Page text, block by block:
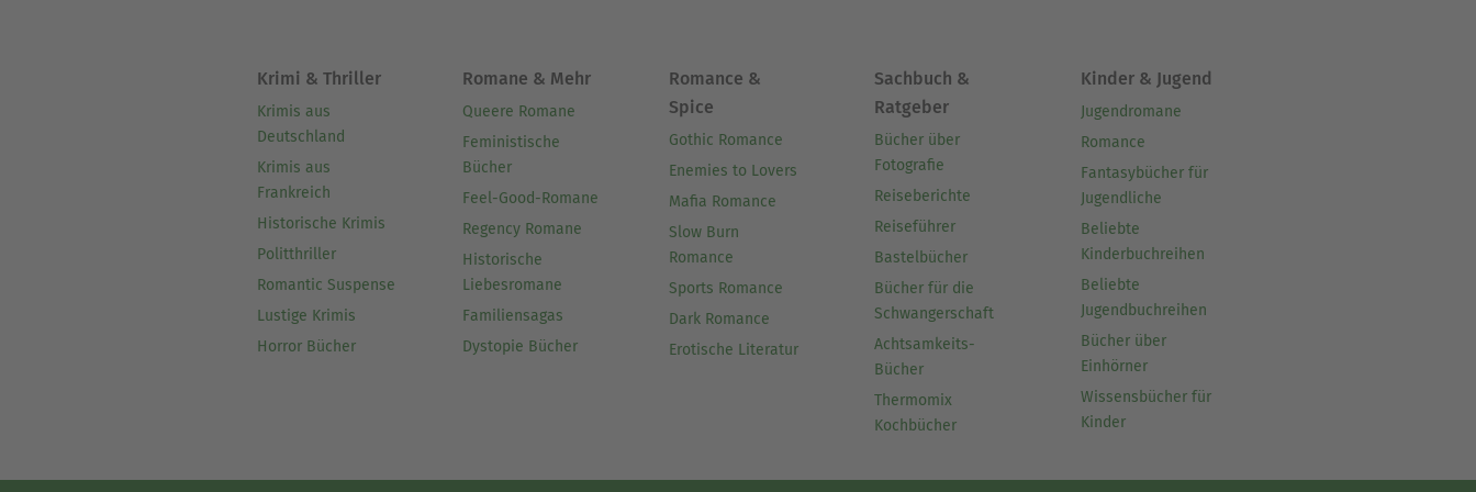
Krimi & Thriller
Krimis aus
Deutschland
Krimis aus
Frankreich
Historische Krimis
Politthriller
Romantic Suspense
Lustige Krimis
Horror Bücher
Romane & Mehr
Queere Romane
Feministische
Bücher
Feel-Good-Romane
Regency Romane
Historische
Liebesromane
Familiensagas
Dystopie Bücher
Romance &
Spice
Gothic Romance
Enemies to Lovers
Mafia Romance
Slow Burn
Romance
Sports Romance
Dark Romance
Erotische Literatur
Sachbuch &
Ratgeber
Bücher über
Fotografie
Reiseberichte
Reiseführer
Bastelbücher
Bücher für die
Schwangerschaft
Achtsamkeits-
Bücher
Thermomix
Kochbücher
Kinder & Jugend
Jugendromane
Romance
Fantasybücher für
Jugendliche
Beliebte
Kinderbuchreihen
Beliebte
Jugendbuchreihen
Bücher über
Einhörner
Wissensbücher für
Kinder